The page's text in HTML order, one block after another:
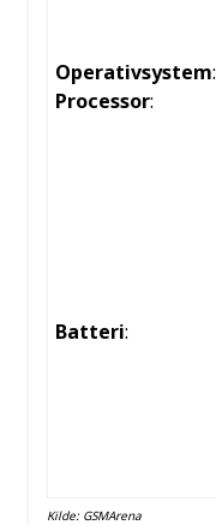
Operativsystem:
Processor:
Batteri:
Kilde: GSMArena